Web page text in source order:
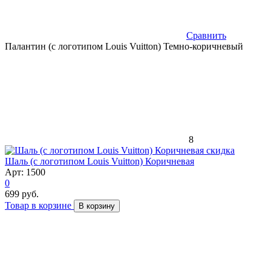
Сравнить
Палантин (с логотипом Louis Vuitton) Темно-коричневый
8
скидка
Шаль (с логотипом Louis Vuitton) Коричневая
Арт: 1500
0
699 руб.
Товар в корзине
В корзину